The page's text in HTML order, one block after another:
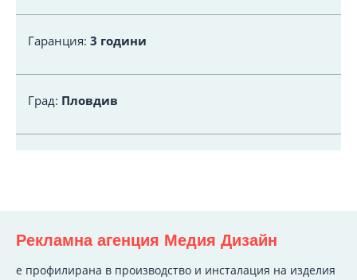
Гаранция: 3 години
Град: Пловдив
Рекламна агенция Медия Дизайн
e профилирана в производство и инсталация на изделия